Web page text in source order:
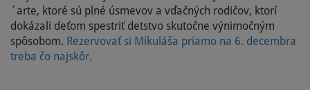
´arte, ktoré sú plné úsmevov a vďačných rodičov, ktorí
dokázali deťom spestriť detstvo skutočne výnimočným
spôsobom. Rezervovať si Mikuláša priamo na 6. decembra
treba čo najskôr.